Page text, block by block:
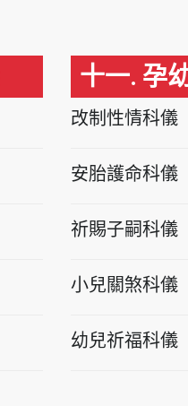
十一. 孕
改制性情科儀
安胎護命科儀
祈賜子嗣科儀
小兒關煞科儀
幼兒祈福科儀